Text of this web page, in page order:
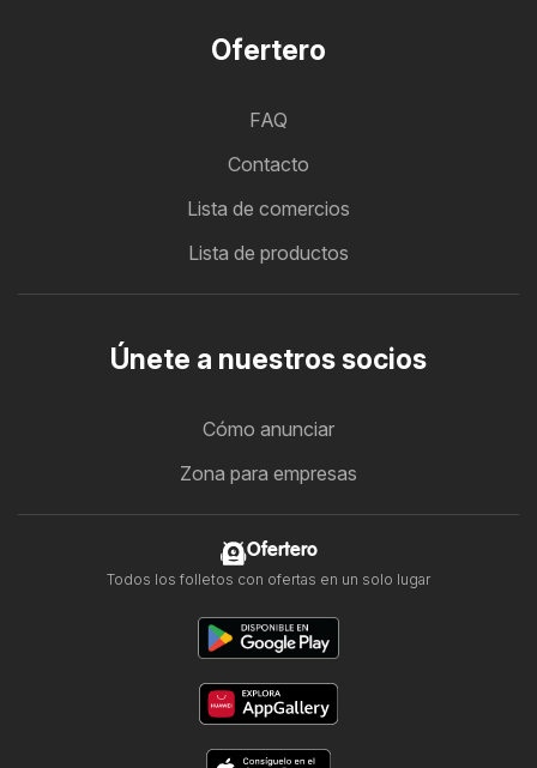
Ofertero
FAQ
Contacto
Lista de comercios
Lista de productos
Únete a nuestros socios
Cómo anunciar
Zona para empresas
Ofertero
Todos los folletos con ofertas en un solo lugar